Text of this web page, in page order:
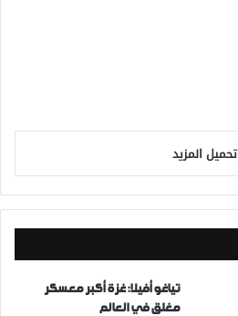
تحميل المزيد
تياغو أفيلا: غزة أكبر معسكر
مغلق في العالم